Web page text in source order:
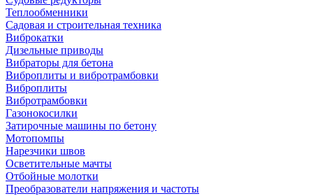
Теплообменники
Садовая и строительная техника
Виброкатки
Дизельные приводы
Вибраторы для бетона
Виброплиты и вибротрамбовки
Виброплиты
Вибротрамбовки
Газонокосилки
Затирочные машины по бетону
Мотопомпы
Нарезчики швов
Осветительные мачты
Отбойные молотки
Преобразователи напряжения и частоты